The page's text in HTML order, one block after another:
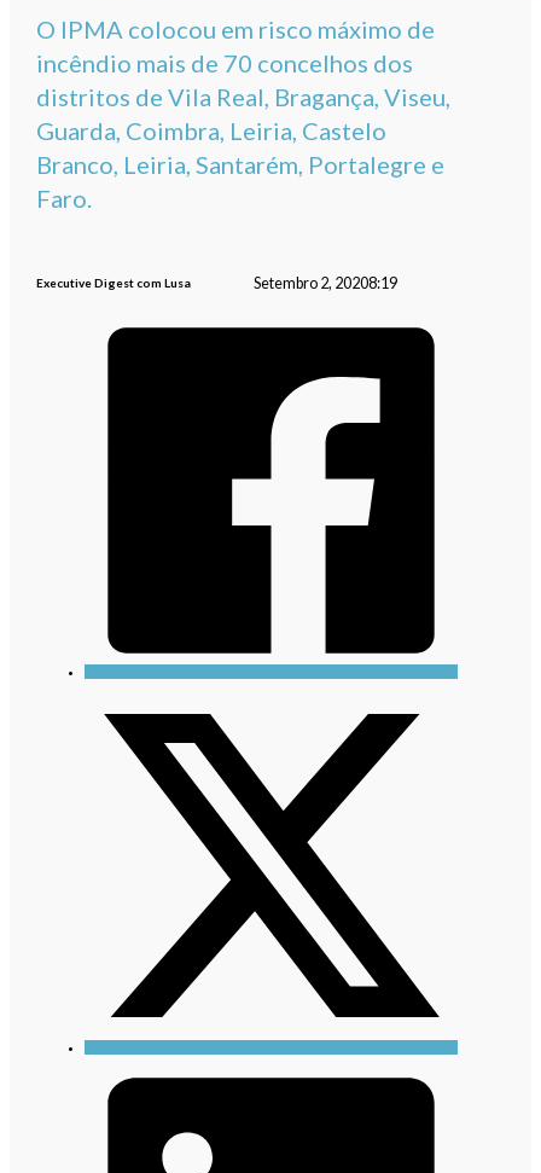
O IPMA colocou em risco máximo de
incêndio mais de 70 concelhos dos
distritos de Vila Real, Bragança, Viseu,
Guarda, Coimbra, Leiria, Castelo
Branco, Leiria, Santarém, Portalegre e
Faro.
Executive Digest com Lusa Setembro 2, 20208:19